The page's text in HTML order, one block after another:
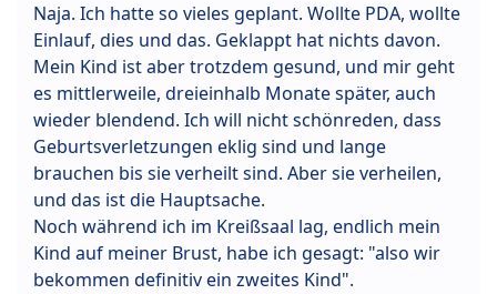
Naja. Ich hatte so vieles geplant. Wollte PDA, wollte
Einlauf, dies und das. Geklappt hat nichts davon.
Mein Kind ist aber trotzdem gesund, und mir geht
es mittlerweile, dreieinhalb Monate später, auch
wieder blendend. Ich will nicht schönreden, dass
Geburtsverletzungen eklig sind und lange
brauchen bis sie verheilt sind. Aber sie verheilen,
und das ist die Hauptsache.
Noch während ich im Kreißsaal lag, endlich mein
Kind auf meiner Brust, habe ich gesagt: "also wir
bekommen definitiv ein zweites Kind".